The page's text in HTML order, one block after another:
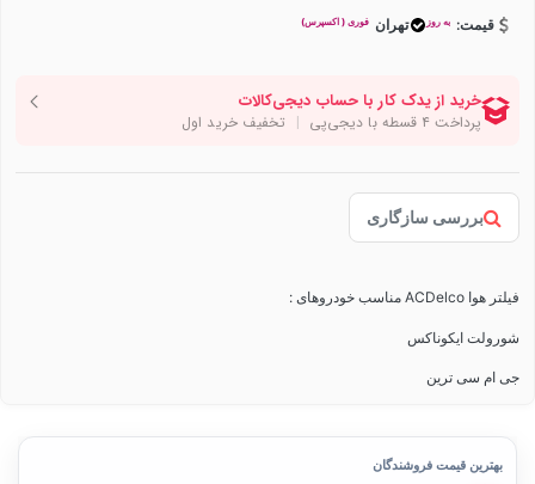
قیمت: به روز تهران فوری ( اکسپرس)
بررسی سازگاری
فیلتر هوا ACDelco مناسب خودروهای :
شورولت ایکوناکس
جی ام سی ترین
بهترین قیمت فروشندگان